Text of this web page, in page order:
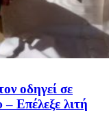
οδηγεί σε
Επέλεξε λιτή